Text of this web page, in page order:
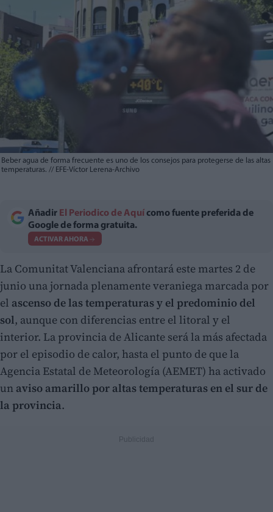
Beber agua de forma frecuente es uno de los consejos para protegerse de las altas
temperaturas. // EFE-Víctor Lerena-Archivo
Añadir El Periodico de Aquí como fuente preferida de
Google de forma gratuita.
ACTIVAR AHORA
La Comunitat Valenciana afrontará este martes 2 de
junio una jornada plenamente veraniega marcada por
el ascenso de las temperaturas y el predominio del
sol, aunque con diferencias entre el litoral y el
interior. La provincia de Alicante será la más afectada
por el episodio de calor, hasta el punto de que la
Agencia Estatal de Meteorología (AEMET) ha activado
un aviso amarillo por altas temperaturas en el sur de
la provincia.